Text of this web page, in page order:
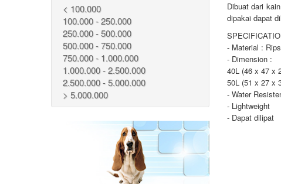
< 100.000
100.000 - 250.000
250.000 - 500.000
500.000 - 750.000
750.000 - 1.000.000
1.000.000 - 2.500.000
2.500.000 - 5.000.000
> 5.000.000
Dibuat dari
dipakai dapat
- Material :
- Dimension :
40L (46 x 47 x
50L (51 x 27 x
- Water
- Lightweight
- Dapat dilipat